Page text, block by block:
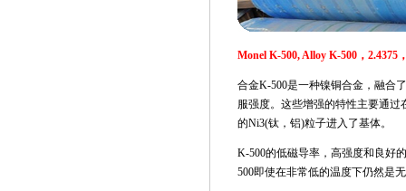
Monel K-500, Alloy K-500，2.4375
合金K-500是一种镍铜合金，融合
服强度。这些增强的特性主要通
的Ni3(钛，铝)粒子进入了基体。
K-500的低磁导率，高强度和良好
500即使在非常低的温度下仍然是